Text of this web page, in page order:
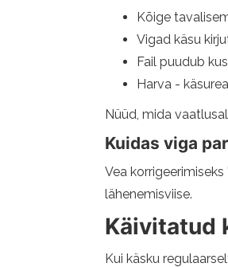
Kõige
Vigad käsu
Fail puudub
Harva -
Nüüd, mida
Kuidas viga
Vea
lähenemisviise.
Käivitatud
Kui käsku